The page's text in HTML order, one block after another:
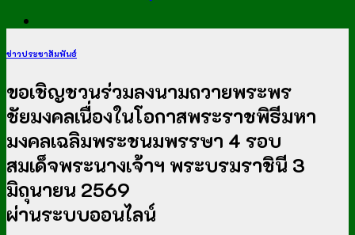
ข่าวประชาสัมพันธ์
ขอเชิญชวนร่วมลงนามถวายพระพร
ชัยมงคลเนื่องในโอกาสพระราชพิธีมหา
มงคลเฉลิมพระชนมพรรษา 4 รอบ
สมเด็จพระนางเจ้าฯ พระบรมราชินี 3
มิถุนายน 2569
ผ่านระบบออนไลน์